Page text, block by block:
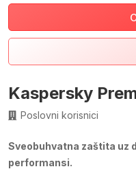
Kaspersky
Poslovni korisnici
Sveobuhvatna zaštita uz
performansi.